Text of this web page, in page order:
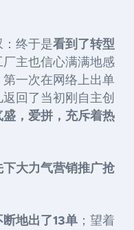
：终于是看到了转型
厂主也信心满满地感
第一次在网络上出单
回了当初刚自主创
，爱拼，充斥着热
大力气营销推广抢
断地出了13单 ；望着